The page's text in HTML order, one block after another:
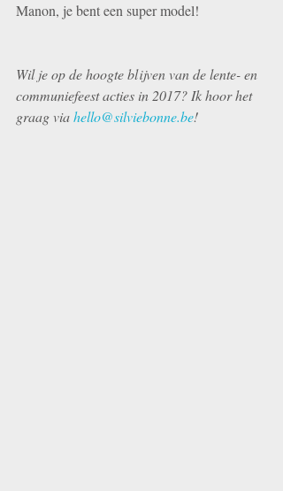
Manon, je bent een super model!
Wil je op de hoogte blijven van de lente- en
communiefeest acties in 2017? Ik hoor het
graag via hello@silviebonne.be!